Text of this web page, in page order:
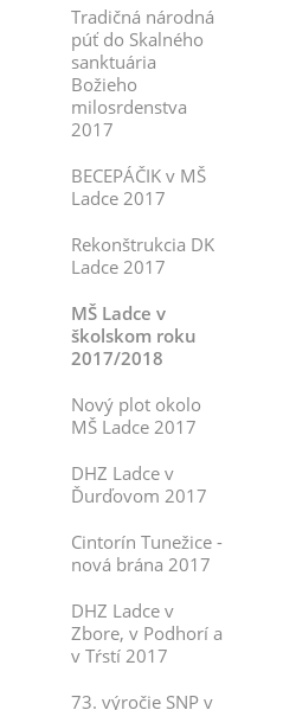
Tradičná národná
púť do Skalného
sanktuária
Božieho
milosrdenstva
2017
BECEPÁČIK v MŠ
Ladce 2017
Rekonštrukcia DK
Ladce 2017
MŠ Ladce v
školskom roku
2017/2018
Nový plot okolo
MŠ Ladce 2017
DHZ Ladce v
Ďurďovom 2017
Cintorín Tunežice -
nová brána 2017
DHZ Ladce v
Zbore, v Podhorí a
v Tŕstí 2017
73. výročie SNP v